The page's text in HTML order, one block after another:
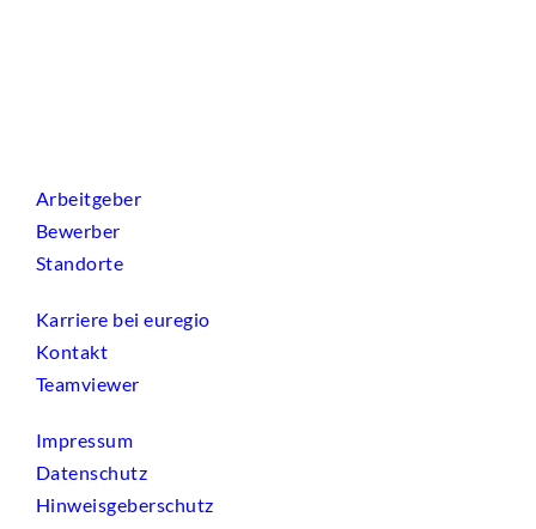
Arbeitgeber
Bewerber
Standorte
Karriere bei euregio
Kontakt
Teamviewer
Impressum
Datenschutz
Hinweisgeberschutz